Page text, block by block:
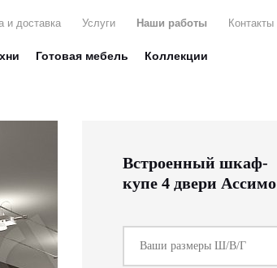
и доставка Услуги Наши работы Контакты
Готовая мебель Коллекции
Встроенный шкаф-
купе 4 двери Ассимо